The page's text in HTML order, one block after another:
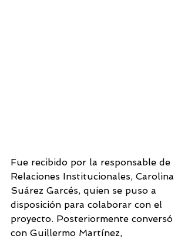
Fue recibido por la responsable de
Relaciones Institucionales, Carolina
Suárez Garcés, quien se puso a
disposición para colaborar con el
proyecto. Posteriormente conversó
con Guillermo Martínez,